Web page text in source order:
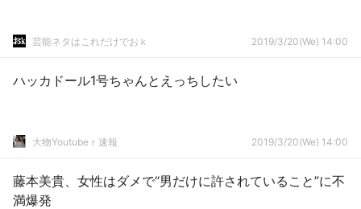
芸能ネタはこれだけでおｋ 2019/3/20(We) 14:00
ハッカドール1号ちゃんとえっちしたい
大物Youtubeｒ速報 2019/3/20(We) 14:00
藤本美貴、女性はダメで“男だけに許されていること”に不
満爆発